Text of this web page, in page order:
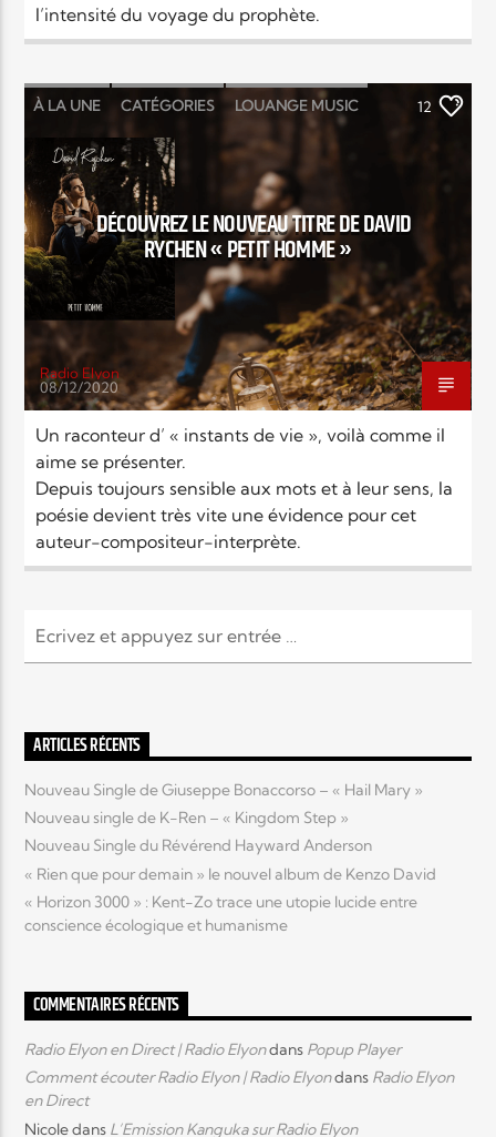
l’intensité du voyage du prophète.
À LA UNE CATÉGORIES LOUANGE MUSIC
MUSIC NEWS
12
DÉCOUVREZ LE NOUVEAU TITRE DE DAVID
RYCHEN « PETIT HOMME »
Radio Elyon
08/12/2020
Un raconteur d’ « instants de vie », voilà comme il
aime se présenter.
Depuis toujours sensible aux mots et à leur sens, la
poésie devient très vite une évidence pour cet
auteur-compositeur-interprète.
ARTICLES RÉCENTS
Nouveau Single de Giuseppe Bonaccorso – « Hail Mary »
Nouveau single de K-Ren – « Kingdom Step »
Nouveau Single du Révérend Hayward Anderson
« Rien que pour demain » le nouvel album de Kenzo David
« Horizon 3000 » : Kent-Zo trace une utopie lucide entre
conscience écologique et humanisme
COMMENTAIRES RÉCENTS
Radio Elyon en Direct | Radio Elyondans Popup Player
Comment écouter Radio Elyon | Radio Elyondans Radio Elyon
en Direct
Nicoledans L’Emission Kanguka sur Radio Elyon